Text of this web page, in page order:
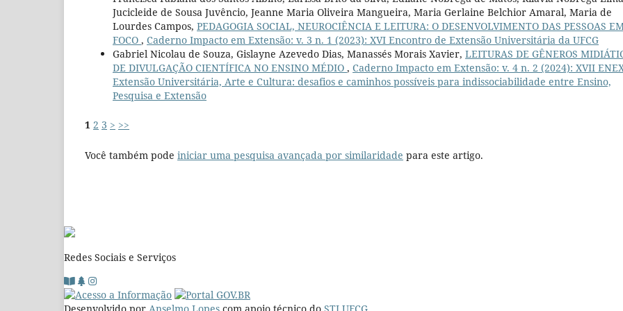
Jucicleide de Sousa Juvêncio, Jeanne Maria Oliveira Mangueira, Maria Gerlaine Belchior Amaral, Maria de
Lourdes Campos, PEDAGOGIA SOCIAL, NEUROCIÊNCIA E LEITURA: O DESENVOLVIMENTO DAS PESSOAS
FOCO , Caderno Impacto em Extensão: v. 3 n. 1 (2023): XVI Encontro de Extensão Universitária da UFCG
Gabriel Nicolau de Souza, Gislayne Azevedo Dias, Manassés Morais Xavier, LEITURAS DE GÊNEROS
DE DIVULGAÇÃO CIENTÍFICA NO ENSINO MÉDIO , Caderno Impacto em Extensão: v. 4 n. 2 (2024): XVII
Extensão Universitária, Arte e Cultura: desafios e caminhos possíveis para indissociabilidade entre Ensino,
Pesquisa e Extensão
1 2 3 > >>
Você também pode iniciar uma pesquisa avançada por similaridade para este artigo.
Redes Sociais e Serviços
Desenvolvido por Anselmo Lopes com apoio técnico do STI UFCG